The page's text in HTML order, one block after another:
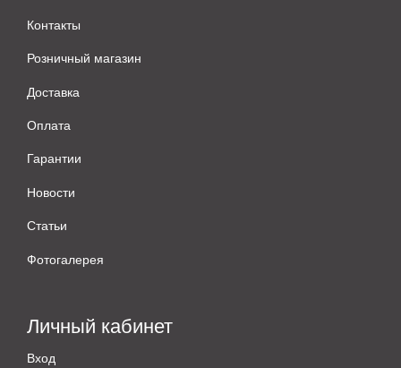
Контакты
Розничный магазин
Доставка
Оплата
Гарантии
Новости
Статьи
Фотогалерея
Личный кабинет
Вход